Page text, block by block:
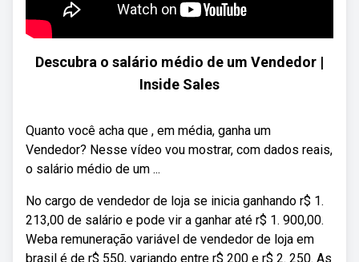
Descubra o salário médio de um Vendedor |
Inside Sales
Quanto você acha que , em média, ganha um
Vendedor? Nesse vídeo vou mostrar, com dados reais,
o salário médio de um ...
No cargo de vendedor de loja se inicia ganhando r$ 1.
213,00 de salário e pode vir a ganhar até r$ 1. 900,00.
Weba remuneração variável de vendedor de loja em
brasil é de r$ 550, variando entre r$ 200 e r$ 2. 250. As